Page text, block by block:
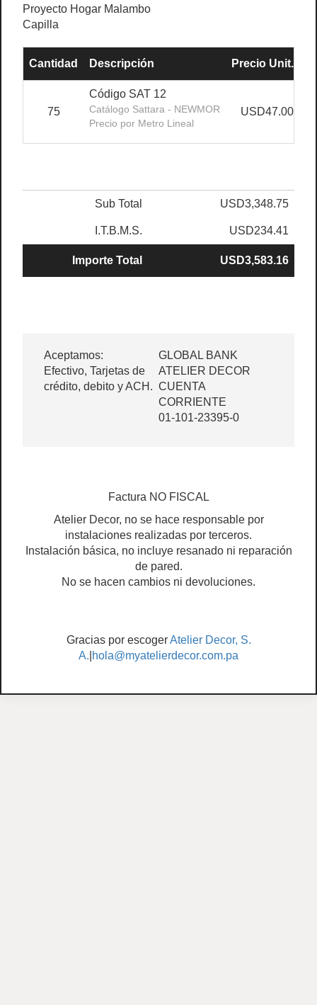
Proyecto Hogar Malambo
Capilla
Cantidad Descripción Precio Unit.
75
Código SAT 12
Catálogo Sattara - NEWMOR
Precio por Metro Lineal
USD47.00
Sub Total USD3,348.75
I.T.B.M.S. USD234.41
Importe Total USD3,583.16
Aceptamos:
Efectivo, Tarjetas de
crédito, debito y ACH.
GLOBAL BANK
ATELIER DECOR
CUENTA
CORRIENTE
01-101-23395-0
Factura NO FISCAL
Atelier Decor, no se hace responsable por
instalaciones realizadas por terceros.
Instalación básica, no incluye resanado ni reparación
de pared.
No se hacen cambios ni devoluciones.
Gracias por escogerAtelier Decor, S.
A. hola@myatelierdecor.com.pa